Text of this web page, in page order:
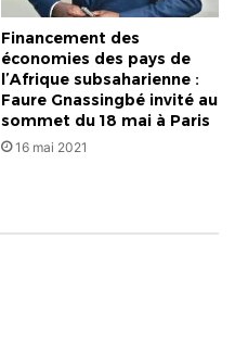
Financement des
économies des pays de
l’Afrique subsaharienne :
Faure Gnassingbé invité au
sommet du 18 mai à Paris
16 mai 2021